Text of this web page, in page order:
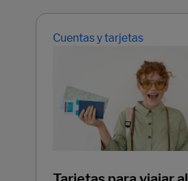
Cuentas y tarjetas